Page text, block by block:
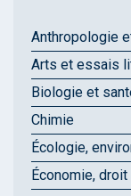
Anthropologie
Arts et essais
Biologie et
Chimie
Écologie,
Économie, droit